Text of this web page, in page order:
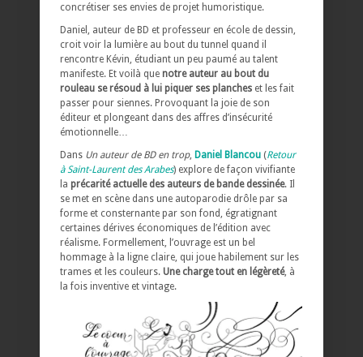
concrétiser ses envies de projet humoristique.
Daniel, auteur de BD et professeur en école de dessin,
croit voir la lumière au bout du tunnel quand il
rencontre Kévin, étudiant un peu paumé au talent
manifeste. Et voilà que notre auteur au bout du
rouleau se résoud à lui piquer ses planches et les fait
passer pour siennes. Provoquant la joie de son
éditeur et plongeant dans des affres d’insécurité
émotionnelle…
Dans Un auteur de BD en trop, Daniel Blancou (Retour
à Saint-Laurent des Arabes) explore de façon vivifiante
la précarité actuelle des auteurs de bande dessinée. Il
se met en scène dans une autoparodie drôle par sa
forme et consternante par son fond, égratignant
certaines dérives économiques de l’édition avec
réalisme. Formellement, l’ouvrage est un bel
hommage à la ligne claire, qui joue habilement sur les
trames et les couleurs. Une charge tout en légèreté, à
la fois inventive et vintage.